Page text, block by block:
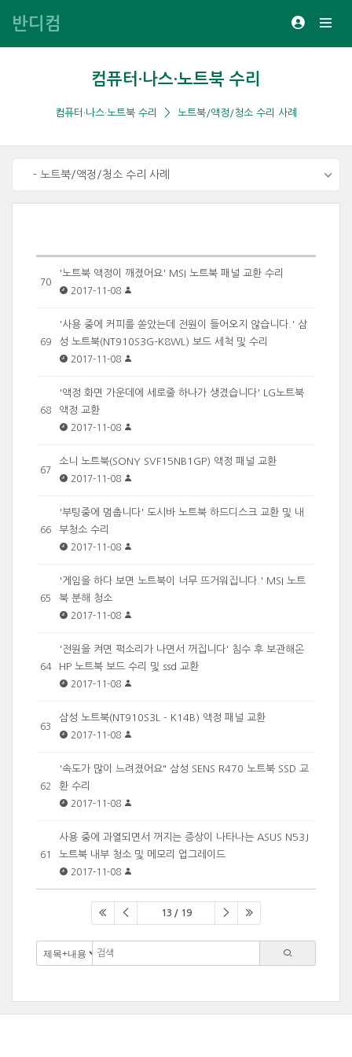
반디컴
컴퓨터·나스·노트북 수리
컴퓨터·나스·노트북 수리 노트북/액정/청소 수리 사례
- 노트북/액정/청소 수리 사례
70
'노트북 액정이 깨졌어요' MSI 노트북 패널 교환 수리
2017-11-08
69
'사용 중에 커피를 쏟았는데 전원이 들어오지 않습니다.' 삼
성 노트북(NT910S3G-K8WL) 보드 세척 및 수리
2017-11-08
68
'액정 화면 가운데에 세로줄 하나가 생겼습니다' LG노트북
액정 교환
2017-11-08
67
소니 노트북(SONY SVF15NB1GP) 액정 패널 교환
2017-11-08
66
'부팅중에 멈춥니다' 도시바 노트북 하드디스크 교환 및 내
부청소 수리
2017-11-08
65
'게임을 하다 보면 노트북이 너무 뜨거워집니다.' MSI 노트
북 분해 청소
2017-11-08
64
'전원을 켜면 퍽소리가 나면서 꺼집니다' 침수 후 보관해온
HP 노트북 보드 수리 및 ssd 교환
2017-11-08
63
삼성 노트북(NT910S3L - K14B) 액정 패널 교환
2017-11-08
62
'속도가 많이 느려졌어요" 삼성 SENS R470 노트북 SSD 교
환 수리
2017-11-08
61
사용 중에 과열되면서 꺼지는 증상이 나타나는 ASUS N53J
노트북 내부 청소 및 메모리 업그레이드
2017-11-08
13 / 19